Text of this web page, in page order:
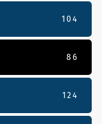
104
86
124